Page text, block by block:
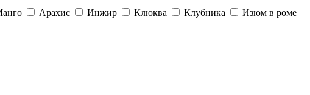
Арахис Инжир Клюква Клубника
Изюм в роме